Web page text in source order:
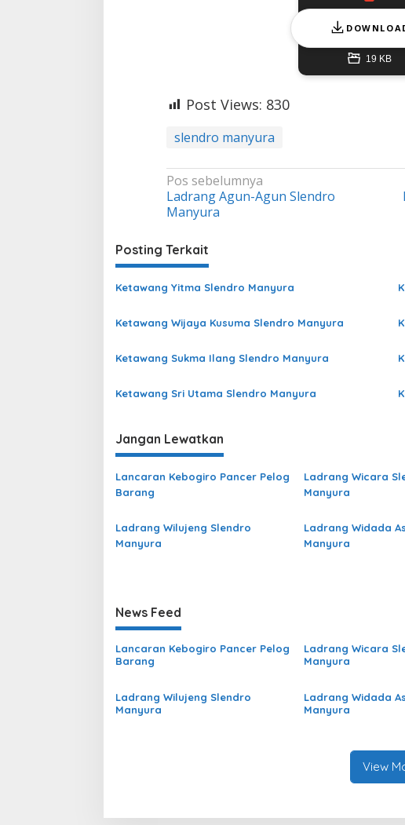
19 KB
Post Views: 830
slendro manyura
Navigasi
pos
Pos sebelumnya
Ladrang Agun-Agun Slendro
Manyura
Posting Terkait
Ketawang Yitma Slendro Manyura
Ketawang Wijaya Kusuma Slendro Manyura
Ketawang Sukma Ilang Slendro Manyura
Ketawang Sri Utama Slendro Manyura
Jangan Lewatkan
Lancaran Kebogiro Pancer Pelog
Barang
Ladrang Wicara
Manyura
Ladrang Wilujeng Slendro
Manyura
Ladrang Widada
Manyura
News Feed
Lancaran Kebogiro Pancer Pelog
Barang
Ladrang Wicara
Manyura
Ladrang Wilujeng Slendro
Manyura
Ladrang Widada
Manyura
View